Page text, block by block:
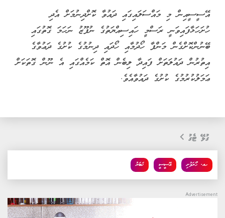
އޭސީސީއިން މި މައްސަލައިގައި ދައުވާ ކޮށްދިނުމަށް އެދި
ހުށަހަޅާފައިވަނީ ރަސްމީ ހައިސިއްޔަތުގެ ނުފޫޒު ނަހަމަ ގޮތުގައި
ބޭނުންކޮށްގެން މަންފާ ހޯދުމާއި ހޯދައި ދިނުމުގެ ކުށުގެ ދަޢުވާގެ
އިތުރުން ދައުލަތަށް ފައިދާ ލިބެން އޮތް ކަމެއްގައި އެ ނޫން ގޮތަކަށް
ޢަމަލުކުރުމުގެ ކުށުގެ ދައުވާއެވެ.
ގުޅޭ ޓެގު
ޚަބަރު އޭސީސީ ހއ. ހޯރަފުށި